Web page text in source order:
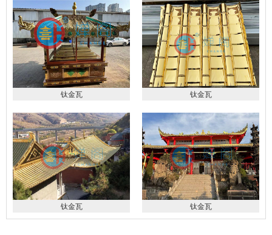
钛金瓦 钛金瓦
钛金瓦 钛金瓦